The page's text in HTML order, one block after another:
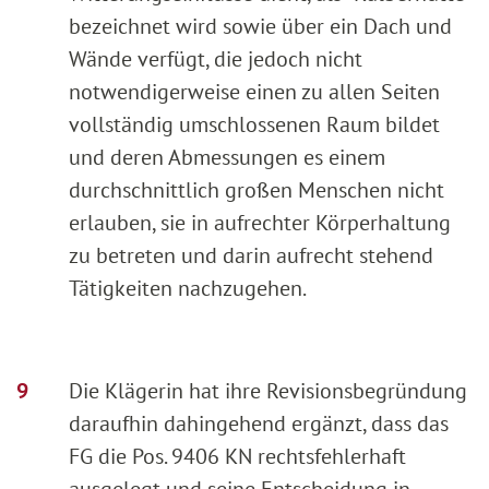
bezeichnet wird sowie über ein Dach und
Wände verfügt, die jedoch nicht
notwendigerweise einen zu allen Seiten
vollständig umschlossenen Raum bildet
und deren Abmessungen es einem
durchschnittlich großen Menschen nicht
erlauben, sie in aufrechter Körperhaltung
zu betreten und darin aufrecht stehend
Tätigkeiten nachzugehen.
Die Klägerin hat ihre Revisionsbegründung
daraufhin dahingehend ergänzt, dass das
FG die Pos. 9406 KN rechtsfehlerhaft